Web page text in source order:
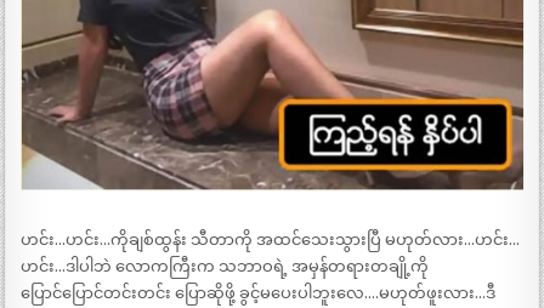
ဟင်း…ဟင်း…ကိုချစ်ထွန်း သီတာကို အထင်သေးသွားပြီ မဟုတ်လား…ဟင်း…
ဟင်း…ဒါပါဘဲ လောကကြီးက သဘာဝရဲ့ အမှန်တရားတချို့ကို
ပြောင်ပြောင်တင်းတင်း ပြောဆိုဖို့ ခွင့်မပေးပါဘူးလေ….မဟုတ်ဖူးလား…ဒီ